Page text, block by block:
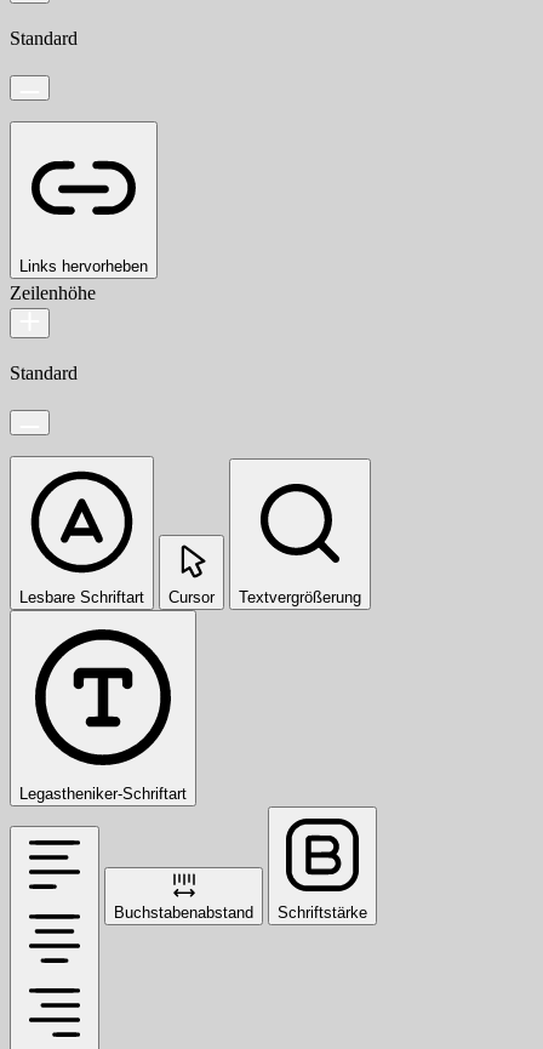
Standard
Links hervorheben
Zeilenhöhe
Standard
Lesbare Schriftart Cursor Textvergrößerung
Legastheniker-Schriftart
Buchstabenabstand Schriftstärke